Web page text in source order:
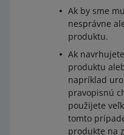
Ak by sme
nesprávne
produktu.
Ak
produktu
napríklad
pravopisnú
použijete
tomto
produkte na